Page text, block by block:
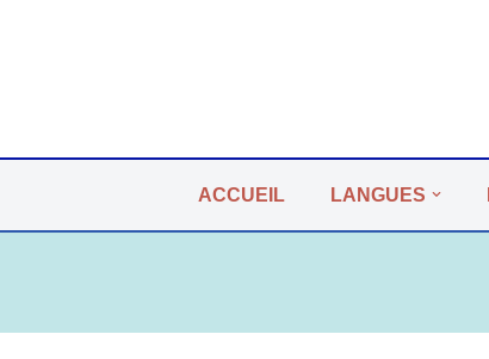
ACCUEIL LANGUES